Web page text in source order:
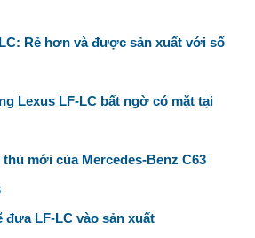
Rẻ hơn và được sản xuất với số
Lexus LF-LC bất ngờ có mặt tại
mới của Mercedes-Benz C63
đưa LF-LC vào sản xuất